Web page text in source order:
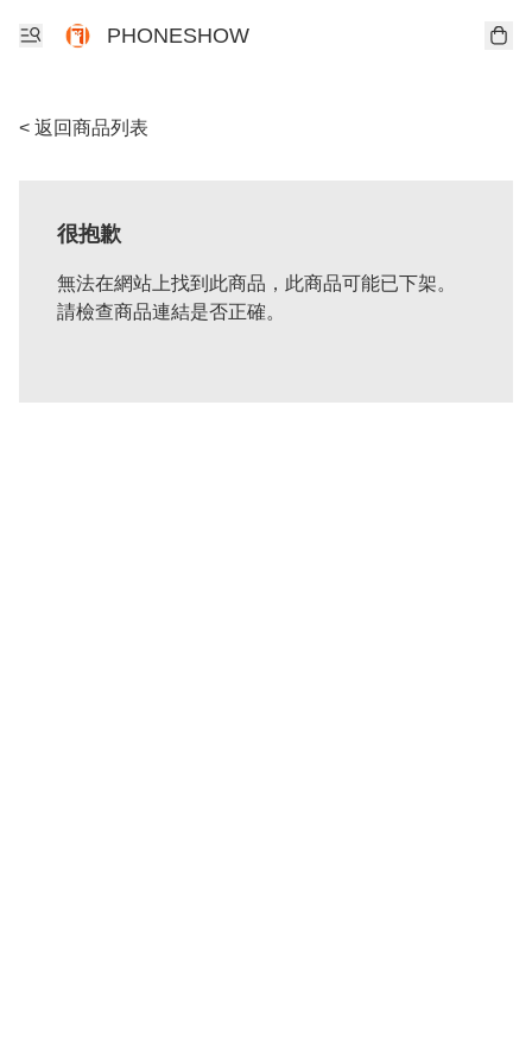
PHONESHOW
< 返回商品列表
很抱歉
無法在網站上找到此商品，此商品可能已下架。
請檢查商品連結是否正確。